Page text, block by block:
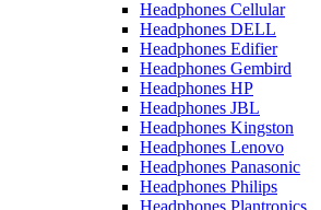
Headphones Cellular
Headphones DELL
Headphones Edifier
Headphones Gembird
Headphones HP
Headphones JBL
Headphones Kingston
Headphones Lenovo
Headphones Panasonic
Headphones Philips
Headphones Plantronics